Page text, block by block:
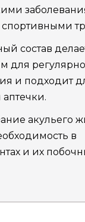
спортивными
состав
для
и подходит
акульего
в
и их